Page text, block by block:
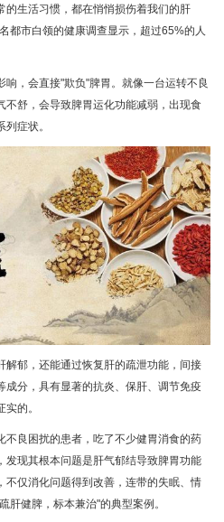
的生活习惯，都在悄悄损伤着我们的肝
都市白领的健康调查显示，超过65%的人
，会直接"欺负"脾胃。就像一台运转不良
不舒，会导致脾胃运化功能减弱，出现食
症状。
解郁，还能通过恢复肝的疏泄功能，间接
分，具有显著的抗炎、保肝、调节免疫
的。
不良困扰的患者，吃了不少健胃消食的药
发现其根本问题是肝气郁结导致脾胃功能
不仅消化问题得到改善，连带的失眠、情
肝健脾，标本兼治"的典型案例。